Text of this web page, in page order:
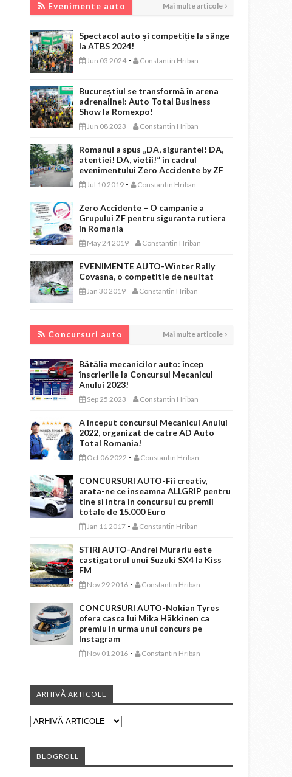
Evenimente auto Mai multe articole
Spectacol auto și competiție la sânge
la ATBS 2024!
Jun 03 2024 - Constantin Hriban
Bucureștiul se transformă în arena
adrenalinei: Auto Total Business
Show la Romexpo!
Jun 08 2023 - Constantin Hriban
Romanul a spus „DA, sigurantei! DA,
atentiei! DA, vietii!” in cadrul
evenimentului Zero Accidente by ZF
Jul 10 2019 - Constantin Hriban
Zero Accidente – O campanie a
Grupului ZF pentru siguranta rutiera
in Romania
May 24 2019 - Constantin Hriban
EVENIMENTE AUTO-Winter Rally
Covasna, o competitie de neuitat
Jan 30 2019 - Constantin Hriban
Concursuri auto Mai multe articole
Bătălia mecanicilor auto: încep
înscrierile la Concursul Mecanicul
Anului 2023!
Sep 25 2023 - Constantin Hriban
A inceput concursul Mecanicul Anului
2022, organizat de catre AD Auto
Total Romania!
Oct 06 2022 - Constantin Hriban
CONCURSURI AUTO-Fii creativ,
arata-ne ce inseamna ALLGRIP pentru
tine si intra in concursul cu premii
totale de 15.000 Euro
Jan 11 2017 - Constantin Hriban
STIRI AUTO-Andrei Murariu este
castigatorul unui Suzuki SX4 la Kiss
FM
Nov 29 2016 - Constantin Hriban
CONCURSURI AUTO-Nokian Tyres
ofera casca lui Mika Häkkinen ca
premiu in urma unui concurs pe
Instagram
Nov 01 2016 - Constantin Hriban
ARHIVĂ ARTICOLE
BLOGROLL